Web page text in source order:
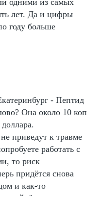
лет. Да и цифры
году больше
- Пептид
Она около 10 коп
приведут к травме
работать с
то риск
придётся снова
и как-то